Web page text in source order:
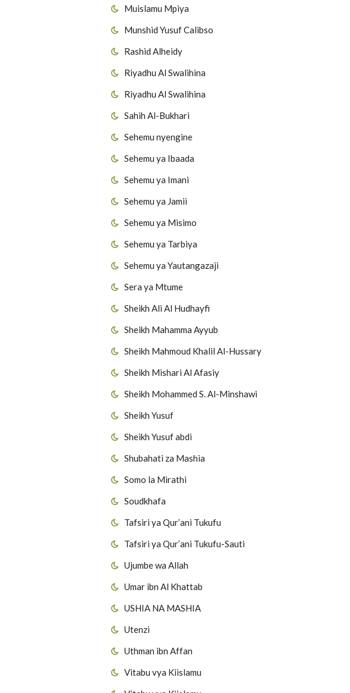
Muislamu Mpiya
Munshid Yusuf Calibso
Rashid Alheidy
Riyadhu Al Swalihina
Riyadhu Al Swalihina
Sahih Al-Bukhari
Sehemu nyengine
Sehemu ya Ibaada
Sehemu ya Imani
Sehemu ya Jamii
Sehemu ya Misimo
Sehemu ya Tarbiya
Sehemu ya Yautangazaji
Sera ya Mtume
Sheikh Ali Al Hudhayfi
Sheikh Mahamma Ayyub
Sheikh Mahmoud Khalil Al-Hussary
Sheikh Mishari Al Afasiy
Sheikh Mohammed S. Al-Minshawi
Sheikh Yusuf
Sheikh Yusuf abdi
Shubahati za Mashia
Somo la Mirathi
Soudkhafa
Tafsiri ya Qur’ani Tukufu
Tafsiri ya Qur’ani Tukufu-Sauti
Ujumbe wa Allah
Umar ibn Al Khattab
USHIA NA MASHIA
Utenzi
Uthman ibn Affan
Vitabu vya Kiislamu